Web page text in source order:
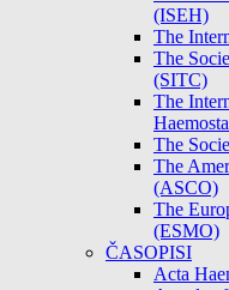
(ISEH)
The
The
(SITC)
The
The
The
(ASCO)
The
(ESMO)
ČASOPISI
Acta